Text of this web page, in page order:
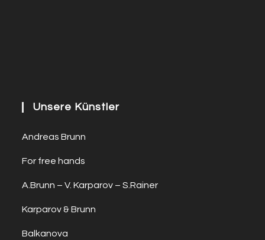
Unsere Künstler
Andreas Brunn
For free hands
A.Brunn – V. Karparov – S.Rainer
Karparov & Brunn
Balkanova